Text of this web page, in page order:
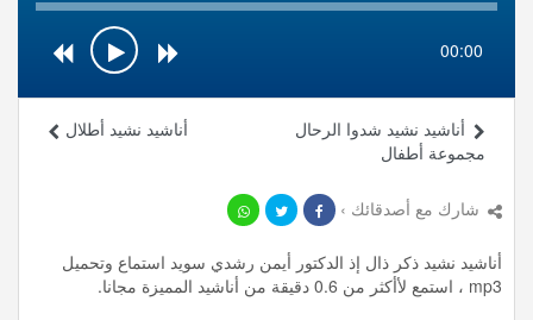
00:00
أناشيد نشيد أطلال
أناشيد نشيد شدوا الرحال
مجموعة أطفال
شارك مع أصدقائك ›
أناشيد نشيد ذكر ذال إذ الدكتور أيمن رشدي سويد استماع وتحميل
mp3 ، استمع لأأكثر من 0.6 دقيقة من أناشيد المميزة مجانا.